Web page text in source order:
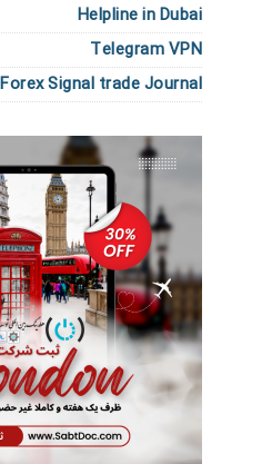
Helpline in Dubai
Telegram VPN
Forex Signal trade Journal